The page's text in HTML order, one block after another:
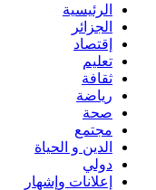
الرئيسية
الجزائر
إقتصاد
تعليم
ثقافة
رياضة
صحة
مجتمع
الدين و الحياة
دولي
إعلانات وإشهار